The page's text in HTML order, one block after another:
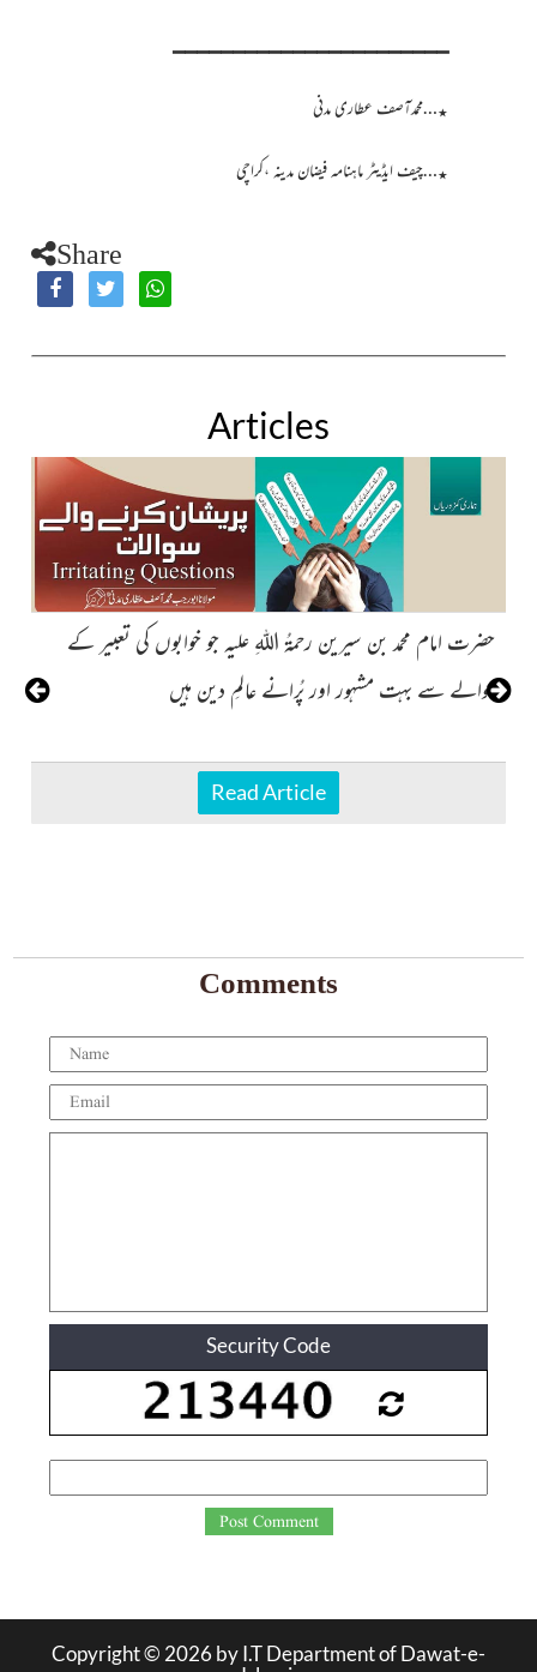
_______________________
٭…محمدآصف عطاری مدنی
٭…چیف ایڈیٹر ماہنامہ فیضان مدینہ ،کراچی
Share
Articles
حضرت امام محمد بن سیرین رحمۃُ اللہِ علیہ جو خوابوں کی تعبیر کے
حوالے سے بہت مشہور اور پُرانے عالمِ دین ہیں
Read Article
Comments
Security Code
Post Comment
Copyright © 2026 by I.T Department of Dawat-e-